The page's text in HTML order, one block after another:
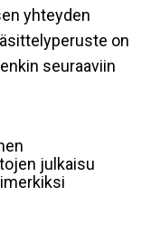
yhteyden
on
seuraaviin
julkaisu